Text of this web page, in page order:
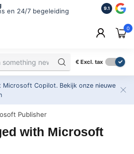
en 24/7 begeleiding
ISO
2.500+
9.1
0
€ Excl. tax
Microsoft Copilot. Bekijk onze nieuwe
Publisher
with Microsoft